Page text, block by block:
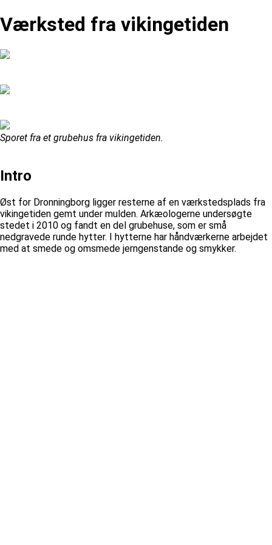
Værksted fra vikingetiden
Sporet fra et grubehus fra vikingetiden.
Intro
Øst for Dronningborg ligger resterne af en værkstedsplads fra
vikingetiden gemt under mulden. Arkæologerne undersøgte
stedet i 2010 og fandt en del grubehuse, som er små
nedgravede runde hytter. I hytterne har håndværkerne arbejdet
med at smede og omsmede jerngenstande og smykker.